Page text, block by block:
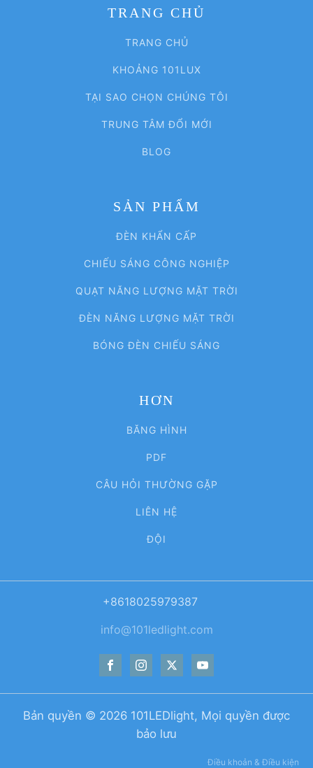
TRANG CHỦ
TRANG CHỦ
KHOẢNG 101LUX
TẠI SAO CHỌN CHÚNG TÔI
TRUNG TÂM ĐỔI MỚI
BLOG
SẢN PHẨM
ĐÈN KHẨN CẤP
CHIẾU SÁNG CÔNG NGHIỆP
QUẠT NĂNG LƯỢNG MẶT TRỜI
ĐÈN NĂNG LƯỢNG MẶT TRỜI
BÓNG ĐÈN CHIẾU SÁNG
HƠN
BĂNG HÌNH
PDF
CÂU HỎI THƯỜNG GẶP
LIÊN HỆ
ĐỘI
+8618025979387
info@101ledlight.com
Bản quyền © 2026 101LEDlight, Mọi quyền được
bảo lưu
Điều khoản & Điều kiện